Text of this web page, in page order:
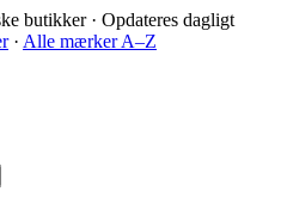
butikker · Opdateres dagligt
· Alle mærker A–Z